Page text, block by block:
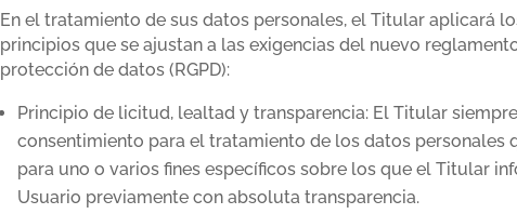
En el tratamiento de sus datos personales, el Titular aplicará
principios que se ajustan a las exigencias del nuevo
protección de datos (RGPD):
Principio de licitud, lealtad y transparencia: El Titular
consentimiento para el tratamiento de los datos personales
para uno o varios fines específicos sobre los que el Titular
Usuario previamente con absoluta transparencia.